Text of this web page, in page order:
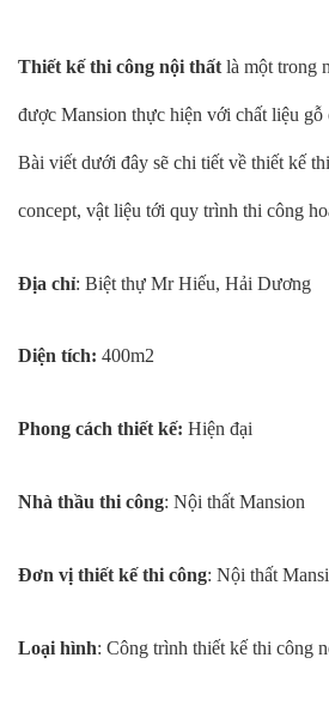
Thiết kế thi công nội thất là một trong
được Mansion thực hiện với chất liệu gỗ
Bài viết dưới đây sẽ chi tiết về thiết kế
concept, vật liệu tới quy trình thi công
Địa chỉ: Biệt thự Mr Hiếu, Hải Dương
Diện tích: 400m2
Phong cách thiết kế: Hiện đại
Nhà thầu thi công: Nội thất Mansion
Đơn vị thiết kế thi công: Nội thất
Loại hình: Công trình thiết kế thi công